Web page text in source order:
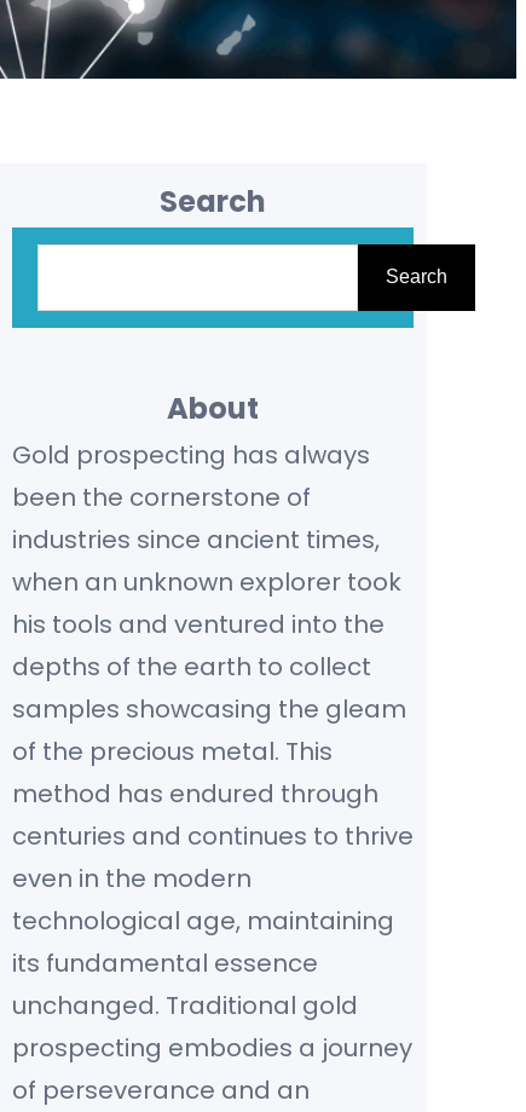
Search
a
h
Search
About
Gold prospecting has always
been the cornerstone of
industries since ancient times,
when an unknown explorer took
his tools and ventured into the
depths of the earth to collect
samples showcasing the gleam
of the precious metal. This
method has endured through
centuries and continues to thrive
even in the modern
technological age, maintaining
its fundamental essence
unchanged. Traditional gold
prospecting embodies a journey
of perseverance and an